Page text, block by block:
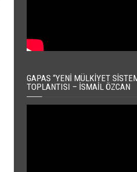
GAPAS “YENI MÜLKIYET
TOPLANTISI – İSMAIL ÖZCAN